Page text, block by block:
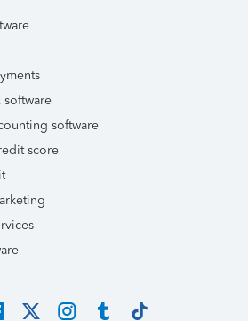
software
software
score